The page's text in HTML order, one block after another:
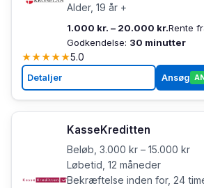
Alder, 19 år +
1.000 kr. – 20.000 kr.Rente
Godkendelse: 30 minutter
★★★★★5.0
Detaljer Ansøg
KasseKreditten
Beløb, 3.000 kr – 15.000 kr
Løbetid, 12 måneder
Bekræftelse inden for, 24